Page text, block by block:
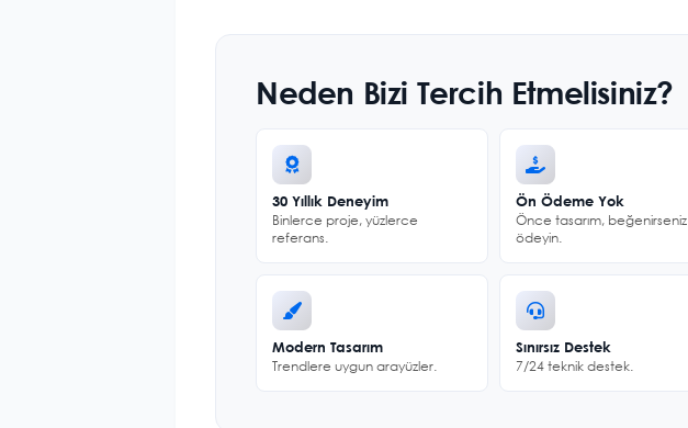
Neden Bizi Tercih Etmelisiniz?
30 Yıllık Deneyim
Binlerce proje, yüzlerce
referans.
Ön Ödeme Yok
Önce tasarım, beğenirseniz
ödeyin.
Modern Tasarım
Trendlere uygun arayüzler.
Sınırsız Destek
7/24 teknik destek.